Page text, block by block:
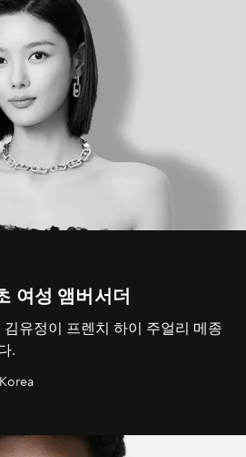
여성 앰버서더
김유정이 프렌치 하이 주얼리 메종
.